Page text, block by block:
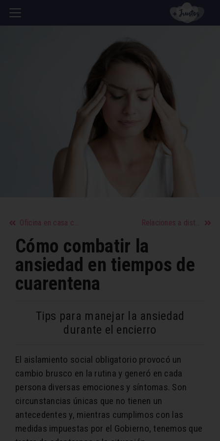
Oficina en casa con niños durante la cuarentena Relaciones a distancia: cómo hacer que funcionen
Cómo combatir la
ansiedad en tiempos de
cuarentena
Tips para manejar la ansiedad
durante el encierro
El aislamiento social obligatorio provocó un
cambio brusco en la rutina y generó en cada
persona diversas emociones y síntomas. Son
circunstancias únicas que no tienen un
antecedentes y, mientras cumplimos con las
medidas impuestas por el Gobierno, tenemos que